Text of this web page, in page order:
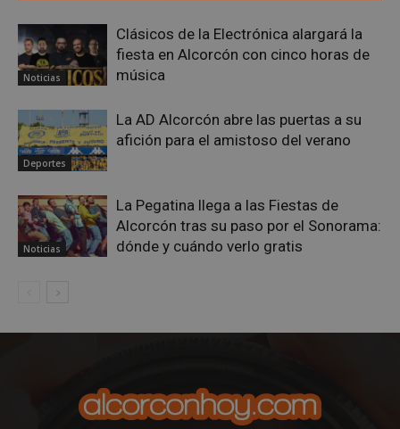
Noticias
Clásicos de la Electrónica alargará la
fiesta en Alcorcón con cinco horas de
música
Deportes
La AD Alcorcón abre las puertas a su
afición para el amistoso del verano
Noticias
La Pegatina llega a las Fiestas de
Alcorcón tras su paso por el Sonorama:
dónde y cuándo verlo gratis
AWSALBCORS
Amazon.com
1 semana
Google
Privacy Policy